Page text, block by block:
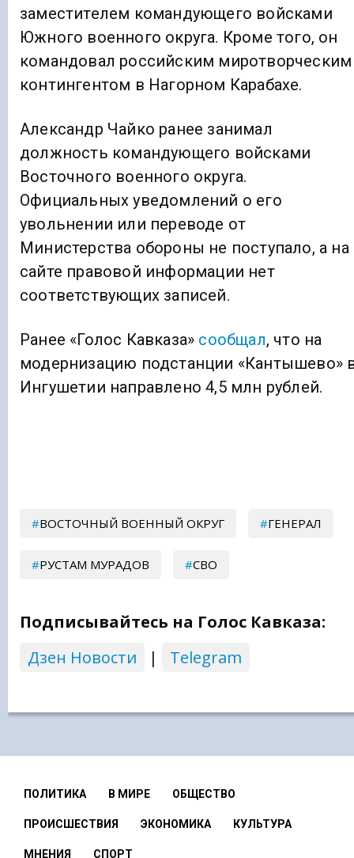
заместителем командующего войсками
Южного военного округа. Кроме того, он
командовал российским миротворческим
контингентом в Нагорном Карабахе.
Александр Чайко ранее занимал
должность командующего войсками
Восточного военного округа.
Официальных уведомлений о его
увольнении или переводе от
Министерства обороны не поступало, а на
сайте правовой информации нет
соответствующих записей.
Ранее «Голос Кавказа» сообщал, что на
модернизацию подстанции «Кантышево»
Ингушетии направлено 4,5 млн рублей.
ВОСТОЧНЫЙ ВОЕННЫЙ ОКРУГ ГЕНЕРАЛ
РУСТАМ МУРАДОВ СВО
Подписывайтесь на Голос Кавказа:
Дзен Новости
| Telegram
ПОЛИТИКА В МИРЕ ОБЩЕСТВО
ПРОИСШЕСТВИЯ ЭКОНОМИКА КУЛЬТУРА
МНЕНИЯ СПОРТ